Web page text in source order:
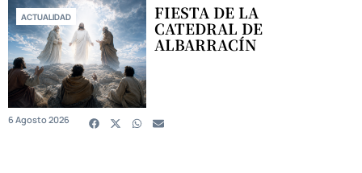
ACTUALIDAD FIESTA DE LA
CATEDRAL DE
ALBARRACÍN
6 Agosto 2026